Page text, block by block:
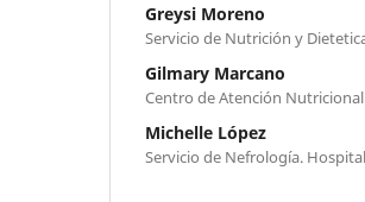
Greysi Moreno
Servicio de Nutrición y
Gilmary Marcano
Centro de Atención
Michelle López
Servicio de Nefrología.